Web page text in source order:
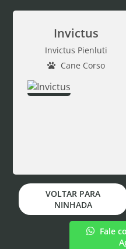
Invictus
Invictus Pienluti
Cane Corso
VOLTAR PARA
NINHADA
Fale